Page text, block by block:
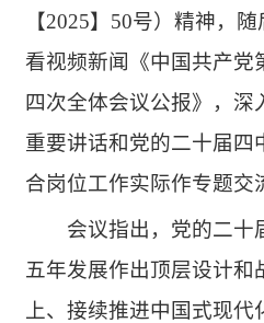
【2025】50号）精神，
看视频新闻《中国共产党
四次全体会议公报》，深
重要讲话和党的二十届四
合岗位工作实际作专题交
会议指出，党的二十
五年发展作出顶层设计和
上、接续推进中国式现